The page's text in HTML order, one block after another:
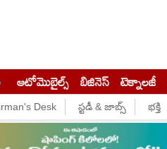
ఆటోమొబైల్స్ బిజినెస్‌ టెక్నాలజీ
Desk స్టడీ & జాబ్స్ భక్తి